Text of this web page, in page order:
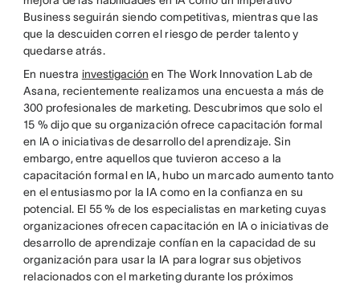
Business seguirán siendo competitivas, mientras que las
que la descuiden corren el riesgo de perder talento y
quedarse atrás.
En nuestra investigación en The Work Innovation Lab de
Asana, recientemente realizamos una encuesta a más de
300 profesionales de marketing. Descubrimos que solo el
15 % dijo que su organización ofrece capacitación formal
en IA o iniciativas de desarrollo del aprendizaje. Sin
embargo, entre aquellos que tuvieron acceso a la
capacitación formal en IA, hubo un marcado aumento tanto
en el entusiasmo por la IA como en la confianza en su
potencial. El 55 % de los especialistas en marketing cuyas
organizaciones ofrecen capacitación en IA o iniciativas de
desarrollo de aprendizaje confían en la capacidad de su
organización para usar la IA para lograr sus objetivos
relacionados con el marketing durante los próximos